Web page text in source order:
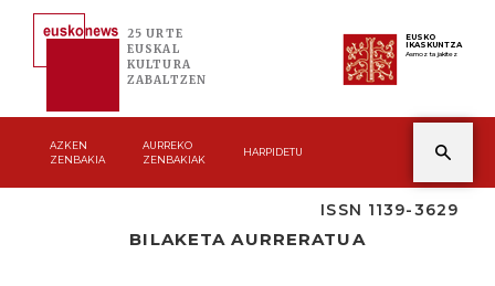
25 URTE
EUSKAL
KULTURA
ZABALTZEN
EUSKO
IKASKUNTZA
Asmoz ta jakitez
AZKEN
ZENBAKIA
AURREKO
ZENBAKIAK
HARPIDETU
ISSN 1139-3629
BILAKETA AURRERATUA